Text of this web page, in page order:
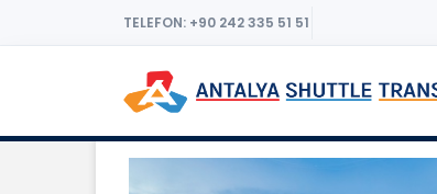
TELEFON: +90 242 335 51 51